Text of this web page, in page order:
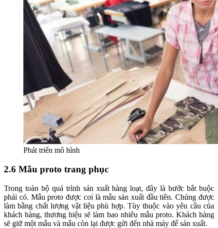
Phát triển mô hình
2.6 Mẫu proto trang phục
Trong toàn bộ quá trình sản xuất hàng loạt, đây là bước bắt buộc
phải có. Mẫu proto được coi là mẫu sản xuất đầu tiên. Chúng được
làm bằng chất lượng vật liệu phù hợp. Tùy thuộc vào yêu cầu của
khách hàng, thương hiệu sẽ làm bao nhiêu mẫu proto. Khách hàng
sẽ giữ một mẫu và mẫu còn lại được gửi đến nhà máy để sản xuất.